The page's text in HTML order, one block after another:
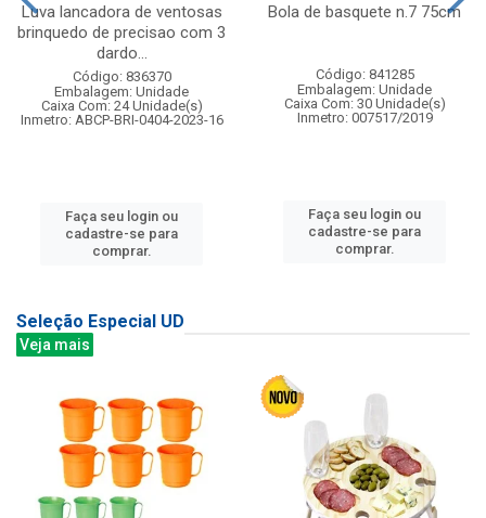
Luva lancadora de ventosas
brinquedo de precisao com 3
dardo...
Código: 836370
Embalagem: Unidade
Caixa Com: 24 Unidade(s)
Inmetro: ABCP-BRI-0404-2023-16
Faça seu login ou
cadastre-se para
comprar.
Bola de basquete n.7 75cm
Código: 841285
Embalagem: Unidade
Caixa Com: 30 Unidade(s)
Inmetro: 007517/2019
Faça seu login ou
cadastre-se para
comprar.
Seleção Especial UD
Veja mais